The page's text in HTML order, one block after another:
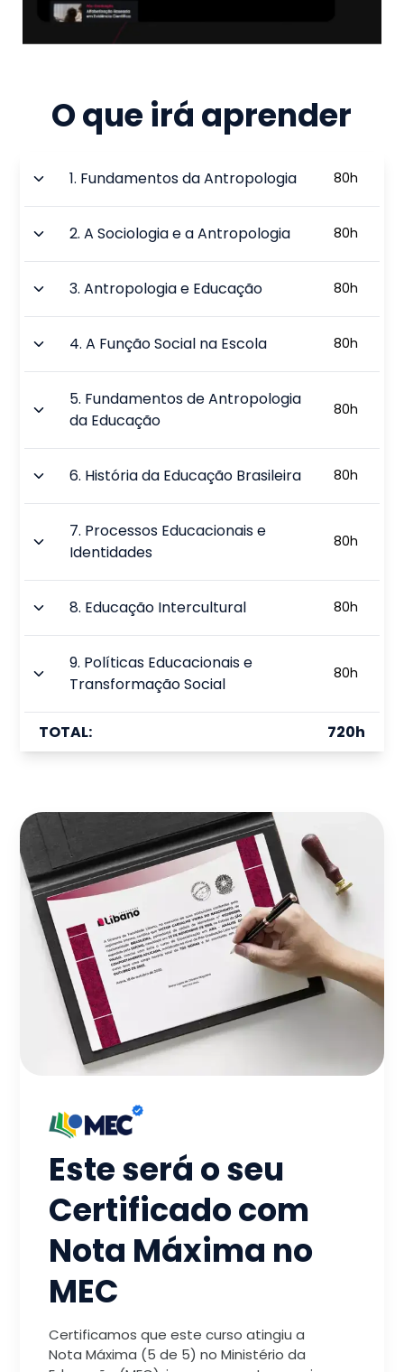
O que irá aprender
1. Fundamentos da Antropologia 80h
2.A Sociologia e a Antropologia 80h
3.Antropologia e Educação 80h
4.A Função Social na Escola 80h
5. Fundamentos de Antropologia
da Educação
80h
6. História da Educação Brasileira 80h
7. Processos Educacionais e
Identidades
80h
8. Educação Intercultural 80h
9. Políticas Educacionais e
Transformação Social
80h
TOTAL: 720h
Este será o seu
Certificado com
Nota Máxima no
MEC
Certificamos que este curso atingiu a
Nota Máxima (5 de 5) no Ministério da